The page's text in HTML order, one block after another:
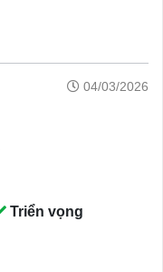
04/03/2026
Triển vọng